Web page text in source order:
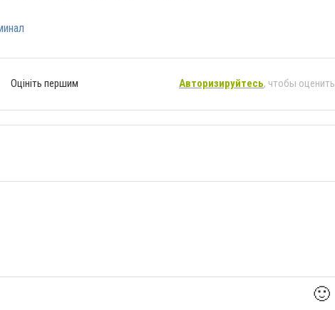
Оцініть першим Авторизируйтесь, чтобы оценить
🙂